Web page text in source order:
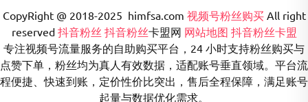
CopyRight @ 2018-2025 himfsa.com 视频号粉丝购买All right
reserved 抖音粉丝 抖音粉丝卡盟网 网站地图 抖音粉丝卡盟
专注视频号流量服务的自助购买平台，24 小时支持粉丝购买与
点赞下单，粉丝均为真人有效数据，适配账号垂直领域。平台流
程便捷、快速到账，定价性价比突出，售后全程保障，满足账号
起量与数据优化需求。